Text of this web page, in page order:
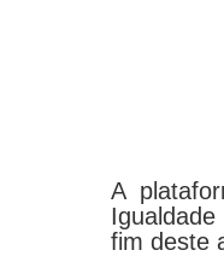
A
fim deste